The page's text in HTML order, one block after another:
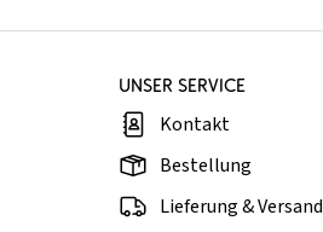
UNSER SERVICE
Kontakt
Bestellung
Lieferung &